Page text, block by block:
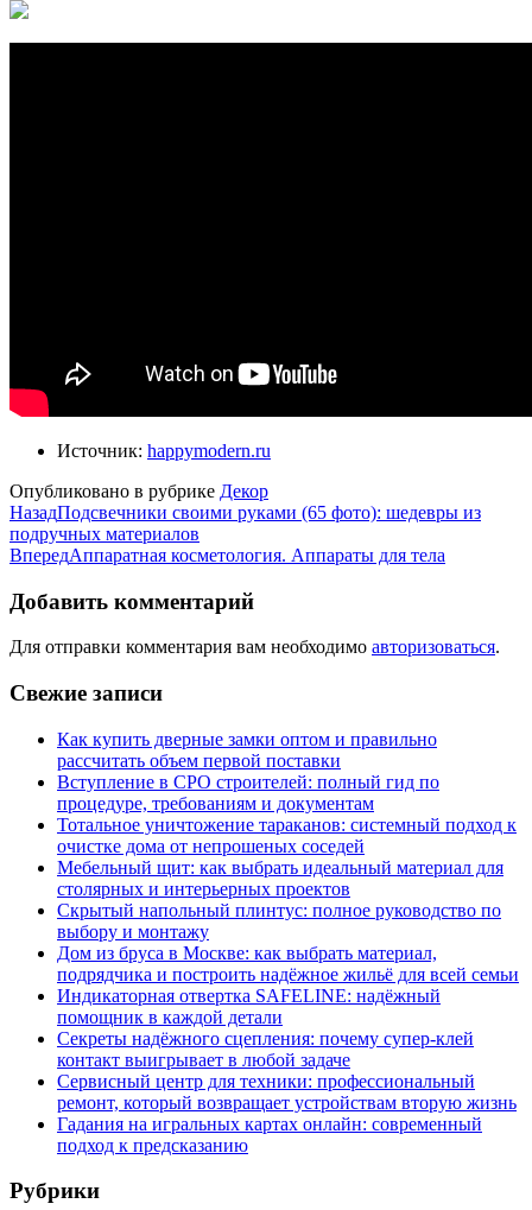
Источник: happymodern.ru
Опубликовано в рубрике Декор
НазадПодсвечники своими руками (65 фото): шедевры из
подручных материалов
ВпередАппаратная косметология. Аппараты для тела
Добавить комментарий
Для отправки комментария вам необходимо авторизоваться.
Свежие записи
Как купить дверные замки оптом и правильно
рассчитать объем первой поставки
Вступление в СРО строителей: полный гид по
процедуре, требованиям и документам
Тотальное уничтожение тараканов: системный подход к
очистке дома от непрошеных соседей
Мебельный щит: как выбрать идеальный материал для
столярных и интерьерных проектов
Скрытый напольный плинтус: полное руководство по
выбору и монтажу
Дом из бруса в Москве: как выбрать материал,
подрядчика и построить надёжное жильё для всей семьи
Индикаторная отвертка SAFELINE: надёжный
помощник в каждой детали
Секреты надёжного сцепления: почему супер‑клей
контакт выигрывает в любой задаче
Сервисный центр для техники: профессиональный
ремонт, который возвращает устройствам вторую жизнь
Гадания на игральных картах онлайн: современный
подход к предсказанию
Рубрики